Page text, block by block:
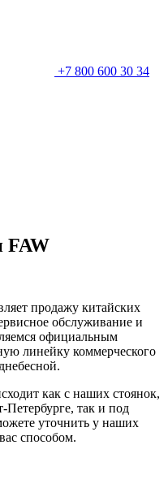
+7 800 600 30 34
FAW
продажу китайских
обслуживание и
официальным
линейку коммерческого
как с наших стоянок,
так и под
уточнить у наших
способом.